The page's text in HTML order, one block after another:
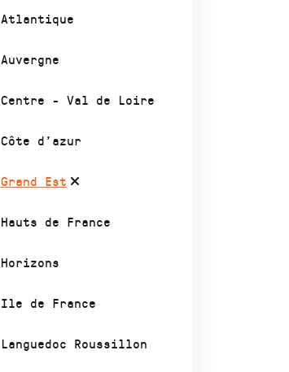
Atlantique
Auvergne
Centre - Val de Loire
Côte d’azur
Grand Est
Hauts de France
Horizons
Ile de France
Languedoc Roussillon